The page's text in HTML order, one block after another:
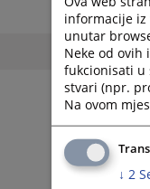
informacije iz
unutar
Neke od
fukcionisati u
stvari (npr.
Na ovom
↓ 2